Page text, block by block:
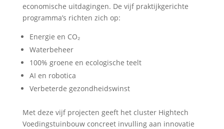
economische uitdagingen. De vijf praktijkgerichte
programma’s richten zich op:
Energie en CO₂
Waterbeheer
100% groene en ecologische teelt
AI en robotica
Verbeterde gezondheidswinst
Met deze vijf projecten geeft het cluster Hightech
Voedingstuinbouw concreet invulling aan innovatie